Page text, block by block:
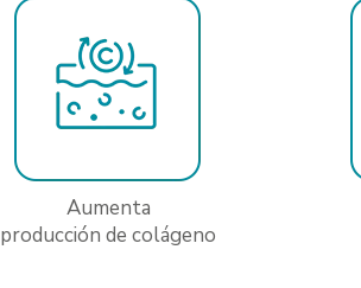
Aumenta
producción de colágeno